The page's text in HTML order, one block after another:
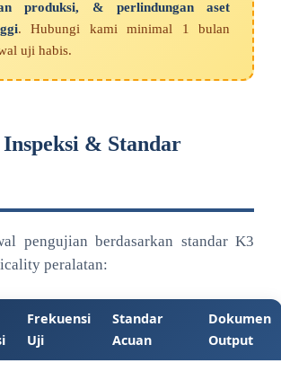
produksi, & perlindungan aset
. Hubungi kami minimal 1 bulan
uji habis.
& Standar
pengujian berdasarkan standar K3
peralatan:
Frekuensi
Uji
Standar
Acuan
Dokumen
Output